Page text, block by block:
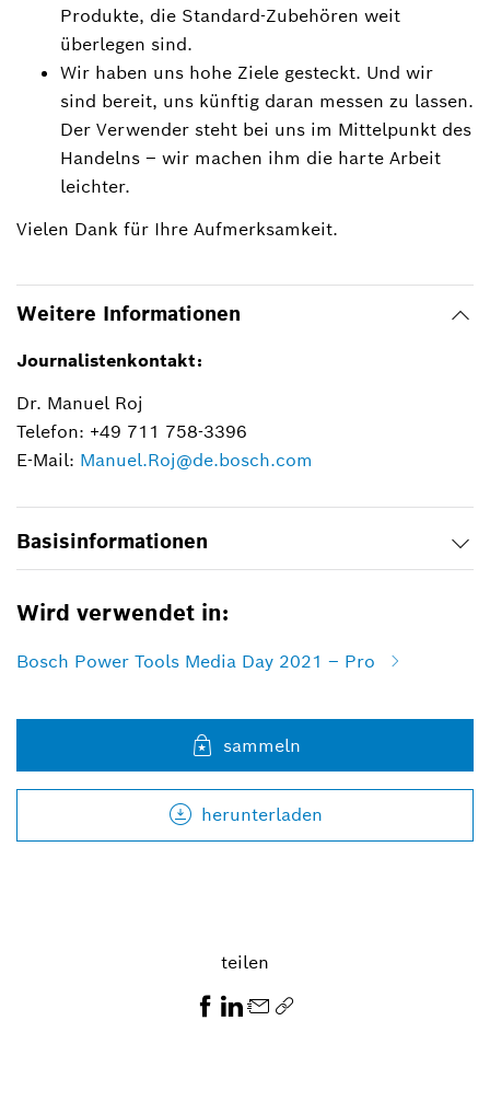
Produkte, die Standard-Zubehören weit
überlegen sind.
Wir haben uns hohe Ziele gesteckt. Und wir
sind bereit, uns künftig daran messen zu lassen.
Der Verwender steht bei uns im Mittelpunkt des
Handelns ‒ wir machen ihm die harte Arbeit
leichter.
Vielen Dank für Ihre Aufmerksamkeit.
Weitere Informationen
Journalistenkontakt:
Dr. Manuel Roj
Telefon: +49 711 758-3396
E-Mail: Manuel.Roj@de.bosch.com
Basisinformationen
Wird verwendet in:
Bosch Power Tools Media Day 2021 – Pro
sammeln
herunterladen
teilen